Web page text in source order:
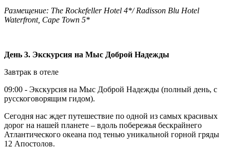
Размещение: The Rockefeller Hotel 4*/ Radisson Blu Hotel
Waterfront, Cape Town 5*
День 3. Экскурсия на Мыс Доброй Надежды
Завтрак в отеле
09:00 - Экскурсия на Мыс Доброй Надежды (полный день, с
русскоговорящим гидом).
Сегодня нас ждет путешествие по одной из самых красивых
дорог на нашей планете – вдоль побережья бескрайнего
Атлантического океана под тенью уникальной горной гряды
12 Апостолов.